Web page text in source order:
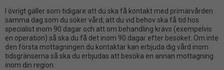
I övrigt gäller som tidigare att du ska få kontakt med primärvården
samma dag som du söker vård; att du vid behov ska få tid hos
specialist inom 90 dagar och att om behandling krävs (exempelvis
en operation) så ska du få det inom 90 dagar efter besöket. Om inte
den första mottagningen du kontaktar kan erbjuda dig vård inom
tidsgränserna så ska du erbjudas att besöka en annan mottagning
inom din region.